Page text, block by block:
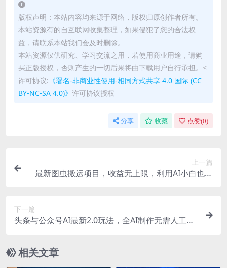
版权声明：本站内容均来源于网络，版权归原创作者所有。
本站资源有的自互联网收集整理，如果侵犯了您的合法权
益，请联系本站我们会及时删除。
本站资源仅供研究、学习交流之用，若使用商业用途，请购
买正版授权，否则产生的一切后果将由下载用户自行承担。<
许可协议: 《署名-非商业性使用-相同方式共享 4.0 国际 (CC
BY-NC-SA 4.0)》 许可协议授权
分享 收藏 点赞(0)
上一篇
最新图虫搬运项目，收益无上限，利用AI小白也可
下一篇
头条与公众号AI最新2.0玩法，全AI制作无需人工修
相关文章